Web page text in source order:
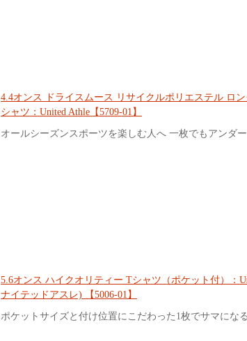
4.4オンス ドライスムース リサイクルポリエステル ロ
シャツ：United Athle【5709-01】
オールシーズンスポーツを楽しむ人へ 一枚でもアンダ
5.6オンス ハイクオリティー Tシャツ（ポケット付）：
ナイテッドアスレ) 【5006-01】
ポケットサイズと付け位置にこだわった1枚でサマになる